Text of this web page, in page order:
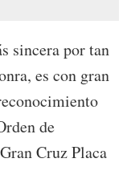
sincera por tan
es con gran
de
Cruz Placa